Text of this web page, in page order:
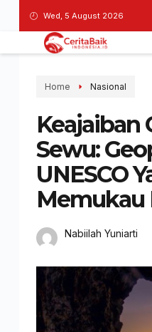
Wed, 5 August 2026
Home Nasional
Keajaiban
Sewu:
UNESCO
Memukau
Nabiilah Yuniarti